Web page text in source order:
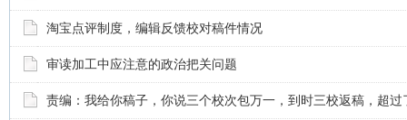
淘宝点评制度，编辑反馈校对稿件情况
审读加工中应注意的政治把关问题
责编：我给你稿子，你说三个校次包万一，到时三校返稿，超过